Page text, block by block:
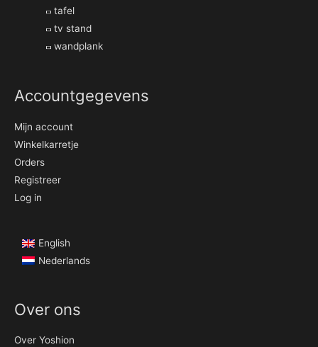
Natuur
Steen
Taupe
Wit
Zwart
tafel
tv stand
wandplank
Accountgegevens
Mijn account
Winkelkarretje
Orders
Registreer
Log in
English
Nederlands
Over ons
Over Yoshion